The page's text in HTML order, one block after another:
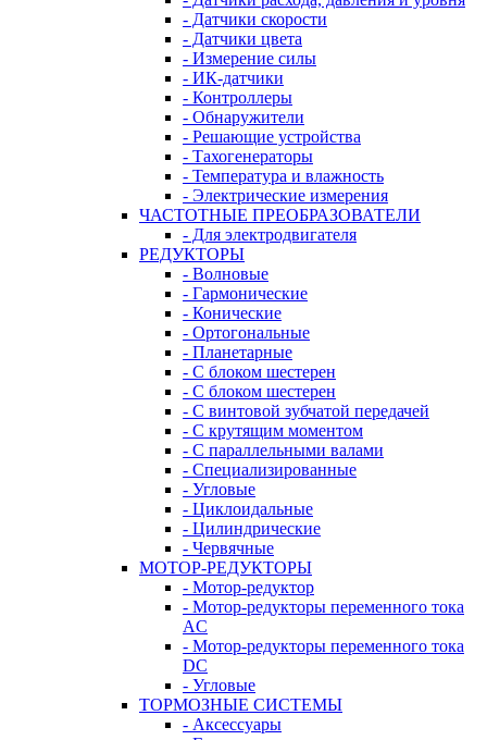
- Датчики скорости
- Датчики цвета
- Измерение силы
- ИК-датчики
- Контроллеры
- Обнаружители
- Решающие устройства
- Тахогенераторы
- Температура и влажность
- Электрические измерения
ЧАСТОТНЫЕ ПРЕОБРАЗОВАТЕЛИ
- Для электродвигателя
РЕДУКТОРЫ
- Волновые
- Гармонические
- Конические
- Ортогональные
- Планетарные
- С блоком шестерен
- С блоком шестерен
- С винтовой зубчатой передачей
- С крутящим моментом
- С параллельными валами
- Специализированные
- Угловые
- Циклоидальные
- Цилиндрические
- Червячные
МОТОР-РЕДУКТОРЫ
- Мотор-редуктор
- Мотор-редукторы переменного тока
AC
- Мотор-редукторы переменного тока
DC
- Угловые
ТОРМОЗНЫЕ СИСТЕМЫ
- Аксессуары